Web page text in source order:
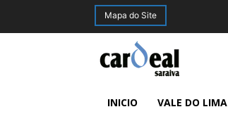
Mapa do Site
INICIO VALE DO LIMA